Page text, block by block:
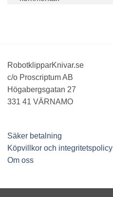
RobotklipparKnivar.se
c/o Proscriptum AB
Högabergsgatan 27
331 41 VÄRNAMO
Säker betalning
Köpvillkor och integritetspolicy
Om oss